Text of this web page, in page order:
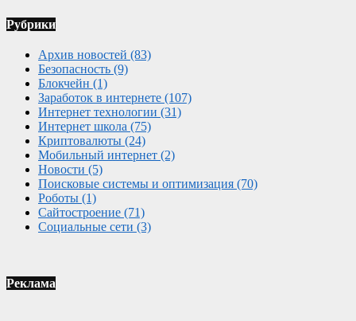
Рубрики
Архив новостей (83)
Безопасность (9)
Блокчейн (1)
Заработок в интернете (107)
Интернет технологии (31)
Интернет школа (75)
Криптовалюты (24)
Мобильный интернет (2)
Новости (5)
Поисковые системы и оптимизация (70)
Роботы (1)
Сайтостроение (71)
Социальные сети (3)
Реклама